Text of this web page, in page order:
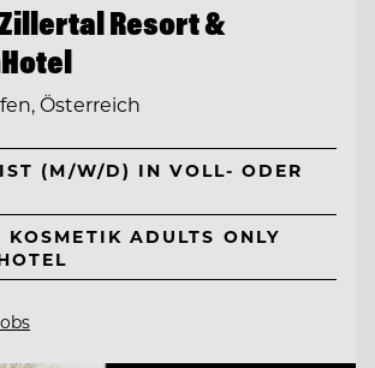
Resort &
Österreich
(M/W/D) IN VOLL- ODER
KOSMETIK ADULTS ONLY